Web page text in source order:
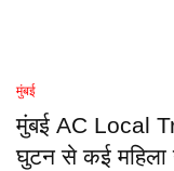
मुंबई
मुंबई AC Local
घुटन से कई महिला